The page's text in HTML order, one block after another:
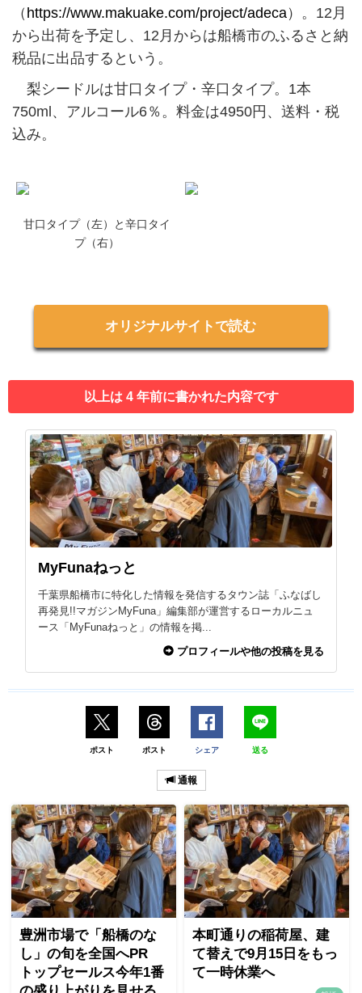
（ https://www.makuake.com/project/adeca）。12月
から出荷を予定し、12月からは船橋市のふるさと納
税品に出品するという。
梨シードルは甘口タイプ・辛口タイプ。1本
750ml、アルコール6％。料金は4950円、送料・税
込み。
甘口タイプ（左）と辛口タイ
プ（右）
オリジナルサイトで読む
以上は 4 年前に書かれた内容です
MyFunaねっと
千葉県船橋市に特化した情報を発信するタウン誌「ふなばし
再発見!!マガジンMyFuna」編集部が運営するローカルニュ
ース「MyFunaねっと」の情報を掲...
プロフィールや他の投稿を見る
ポスト ポスト シェア 送る
通報
豊洲市場で「船橋のな
し」の旬を全国へPR
トップセールス今年1番
本町通りの稲荷屋、建
て替えで9月15日をもっ
て一時休業へ